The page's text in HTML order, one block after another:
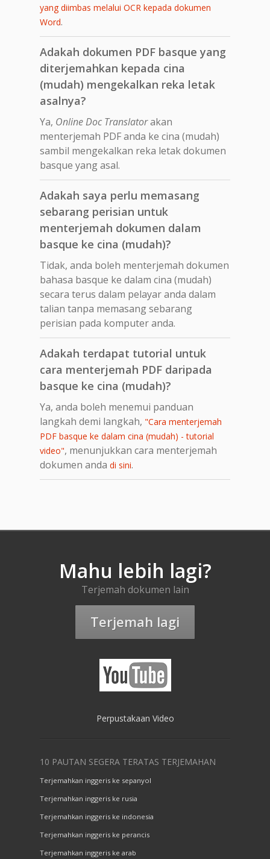
yang diimbas melalui OCR kepada dokumen
Word.
Adakah dokumen PDF basque yang
diterjemahkan kepada cina
(mudah) mengekalkan reka letak
asalnya?
Ya, Online Doc Translatorakan
menterjemah PDF anda ke cina (mudah)
sambil mengekalkan reka letak dokumen
basque yang asal.
Adakah saya perlu memasang
sebarang perisian untuk
menterjemah dokumen dalam
basque ke cina (mudah)?
Tidak, anda boleh menterjemah dokumen
bahasa basque ke dalam cina (mudah)
secara terus dalam pelayar anda dalam
talian tanpa memasang sebarang
perisian pada komputer anda.
Adakah terdapat tutorial untuk
cara menterjemah PDF daripada
basque ke cina (mudah)?
Ya, anda boleh menemui panduan
langkah demi langkah, "Cara menterjemah
PDF basque ke dalam cina (mudah) - tutorial
video", menunjukkan cara menterjemah
dokumen anda di sini.
Mahu lebih lagi?
Terjemah dokumen lain
Terjemah lagi
Perpustakaan Video
10 PAUTAN SEGERA TERATAS TERJEMAHAN
Terjemahkan inggeris ke sepanyol
Terjemahkan inggeris ke rusia
Terjemahkan inggeris ke indonesia
Terjemahkan inggeris ke perancis
Terjemahkan inggeris ke arab